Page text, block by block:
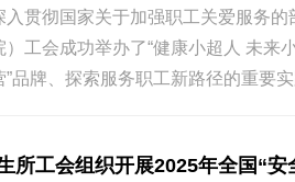
彻国家关于加强职工关爱服务的
）工会成功举办了“健康小超人 未来
”品牌、探索服务职工新路径的重
所工会组织开展2025年全国“安